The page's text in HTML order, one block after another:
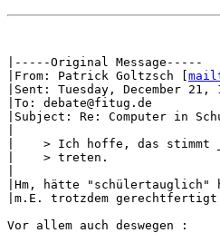
|-----Original Message-----
|From: Patrick Goltzsch [
|Sent: Tuesday, December 21,
|To: debate@fitug.de
|Subject: Re: Computer in
|    > Ich hoffe, das stimmt
|    > treten.
|Hm, hätte "schülertauglich"
|m.E. trotzdem
Vor allem auch deswegen :